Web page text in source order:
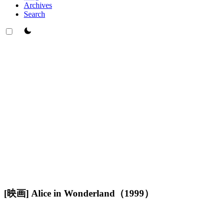
Archives
Search
theme switcher
[映画] Alice in Wonderland（1999）